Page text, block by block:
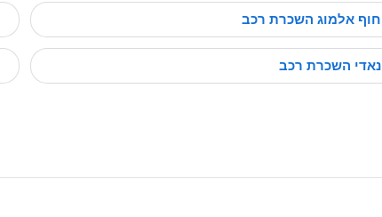
חוף אלמוג השכרת רכב
נאדי השכרת רכב